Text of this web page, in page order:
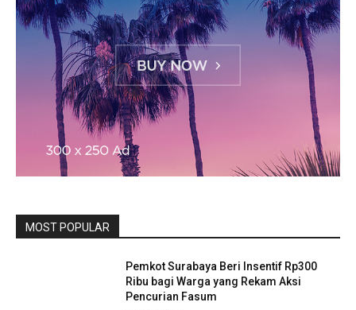
MOST POPULAR
Pemkot Surabaya Beri Insentif Rp300
Ribu bagi Warga yang Rekam Aksi
Pencurian Fasum